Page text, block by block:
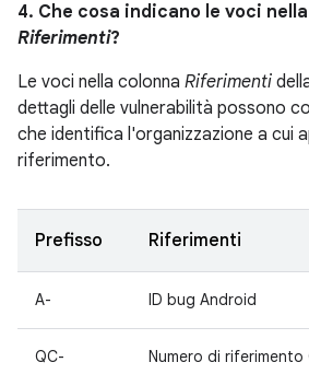
4. Che cosa indicano le voci
Riferimenti?
Le voci nella colonna Riferimenti
dettagli delle vulnerabilità possono
che identifica l'organizzazione a cui
riferimento.
Prefisso Riferimenti
A- ID bug Android
QC- Numero di riferimento